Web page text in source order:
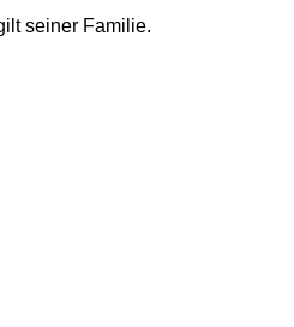
seiner Familie.